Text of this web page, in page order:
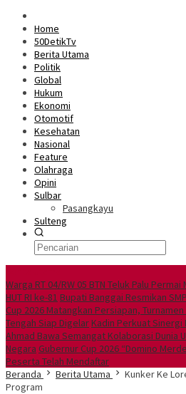
Home
50DetikTv
Berita Utama
Politik
Global
Hukum
Ekonomi
Otomotif
Kesehatan
Nasional
Feature
Olahraga
Opini
Sulbar
Pasangkayu
Sulteng
Warga RT 04/RW 05 BTN Teluk Palu
HUT RI ke-81 Bupati Banggai Resmikan
Cup 2026 Matangkan Persiapan,
Tengah Siap DigelarKadin Perkuat Sinergi
Ahmad Bawa Semangat Kolaborasi Dunia
Negara Gubernur Cup 2026 “Domino
Peserta Telah Mendaftar
Beranda
Berita Utama
Kunker Ke
Program